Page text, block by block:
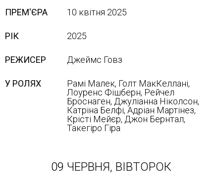
ПРЕМ'ЄРА 10 квітня 2025
РІК 2025
РЕЖИСЕР Джеймс Говз
У РОЛЯХ
Рамі Малек, Голт МакКеллані,
Лоуренс Фішберн, Рейчел
Броснаген, Джуліанна Ніколсон,
Катріна Белфі, Адріан Мартінез,
Крісті Мейєр, Джон Бернтал,
Такегіро Гіра
09 ЧЕРВНЯ, ВІВТОРОК